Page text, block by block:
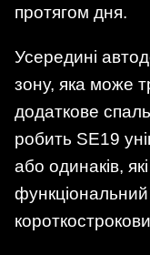
протягом дня.
Усередині
зону, яка може
додаткове
робить SE19
або одинаків,